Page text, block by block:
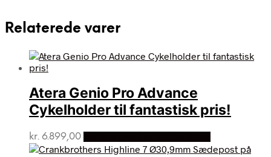
Relaterede varer
Atera Genio Pro Advance
Cykelholder til fantastisk pris!
kr. 6.899,00